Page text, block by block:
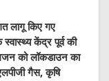
लागू किए गए
केंद्र पूर्व की
को लॉकडाउन का
गैस, कृषि